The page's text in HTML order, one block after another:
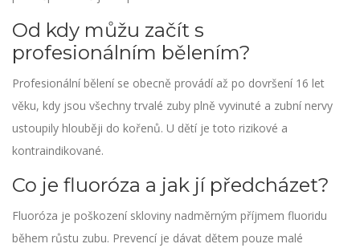
Od kdy můžu začít s
profesionálním bělením?
Profesionální bělení se obecně provádí až po dovršení 16 let
věku, kdy jsou všechny trvalé zuby plně vyvinuté a zubní nervy
ustoupily hlouběji do kořenů. U dětí je toto rizikové a
kontraindikované.
Co je fluoróza a jak jí předcházet?
Fluoróza je poškození skloviny nadměrným příjmem fluoridu
během růstu zubu. Prevencí je dávat dětem pouze malé